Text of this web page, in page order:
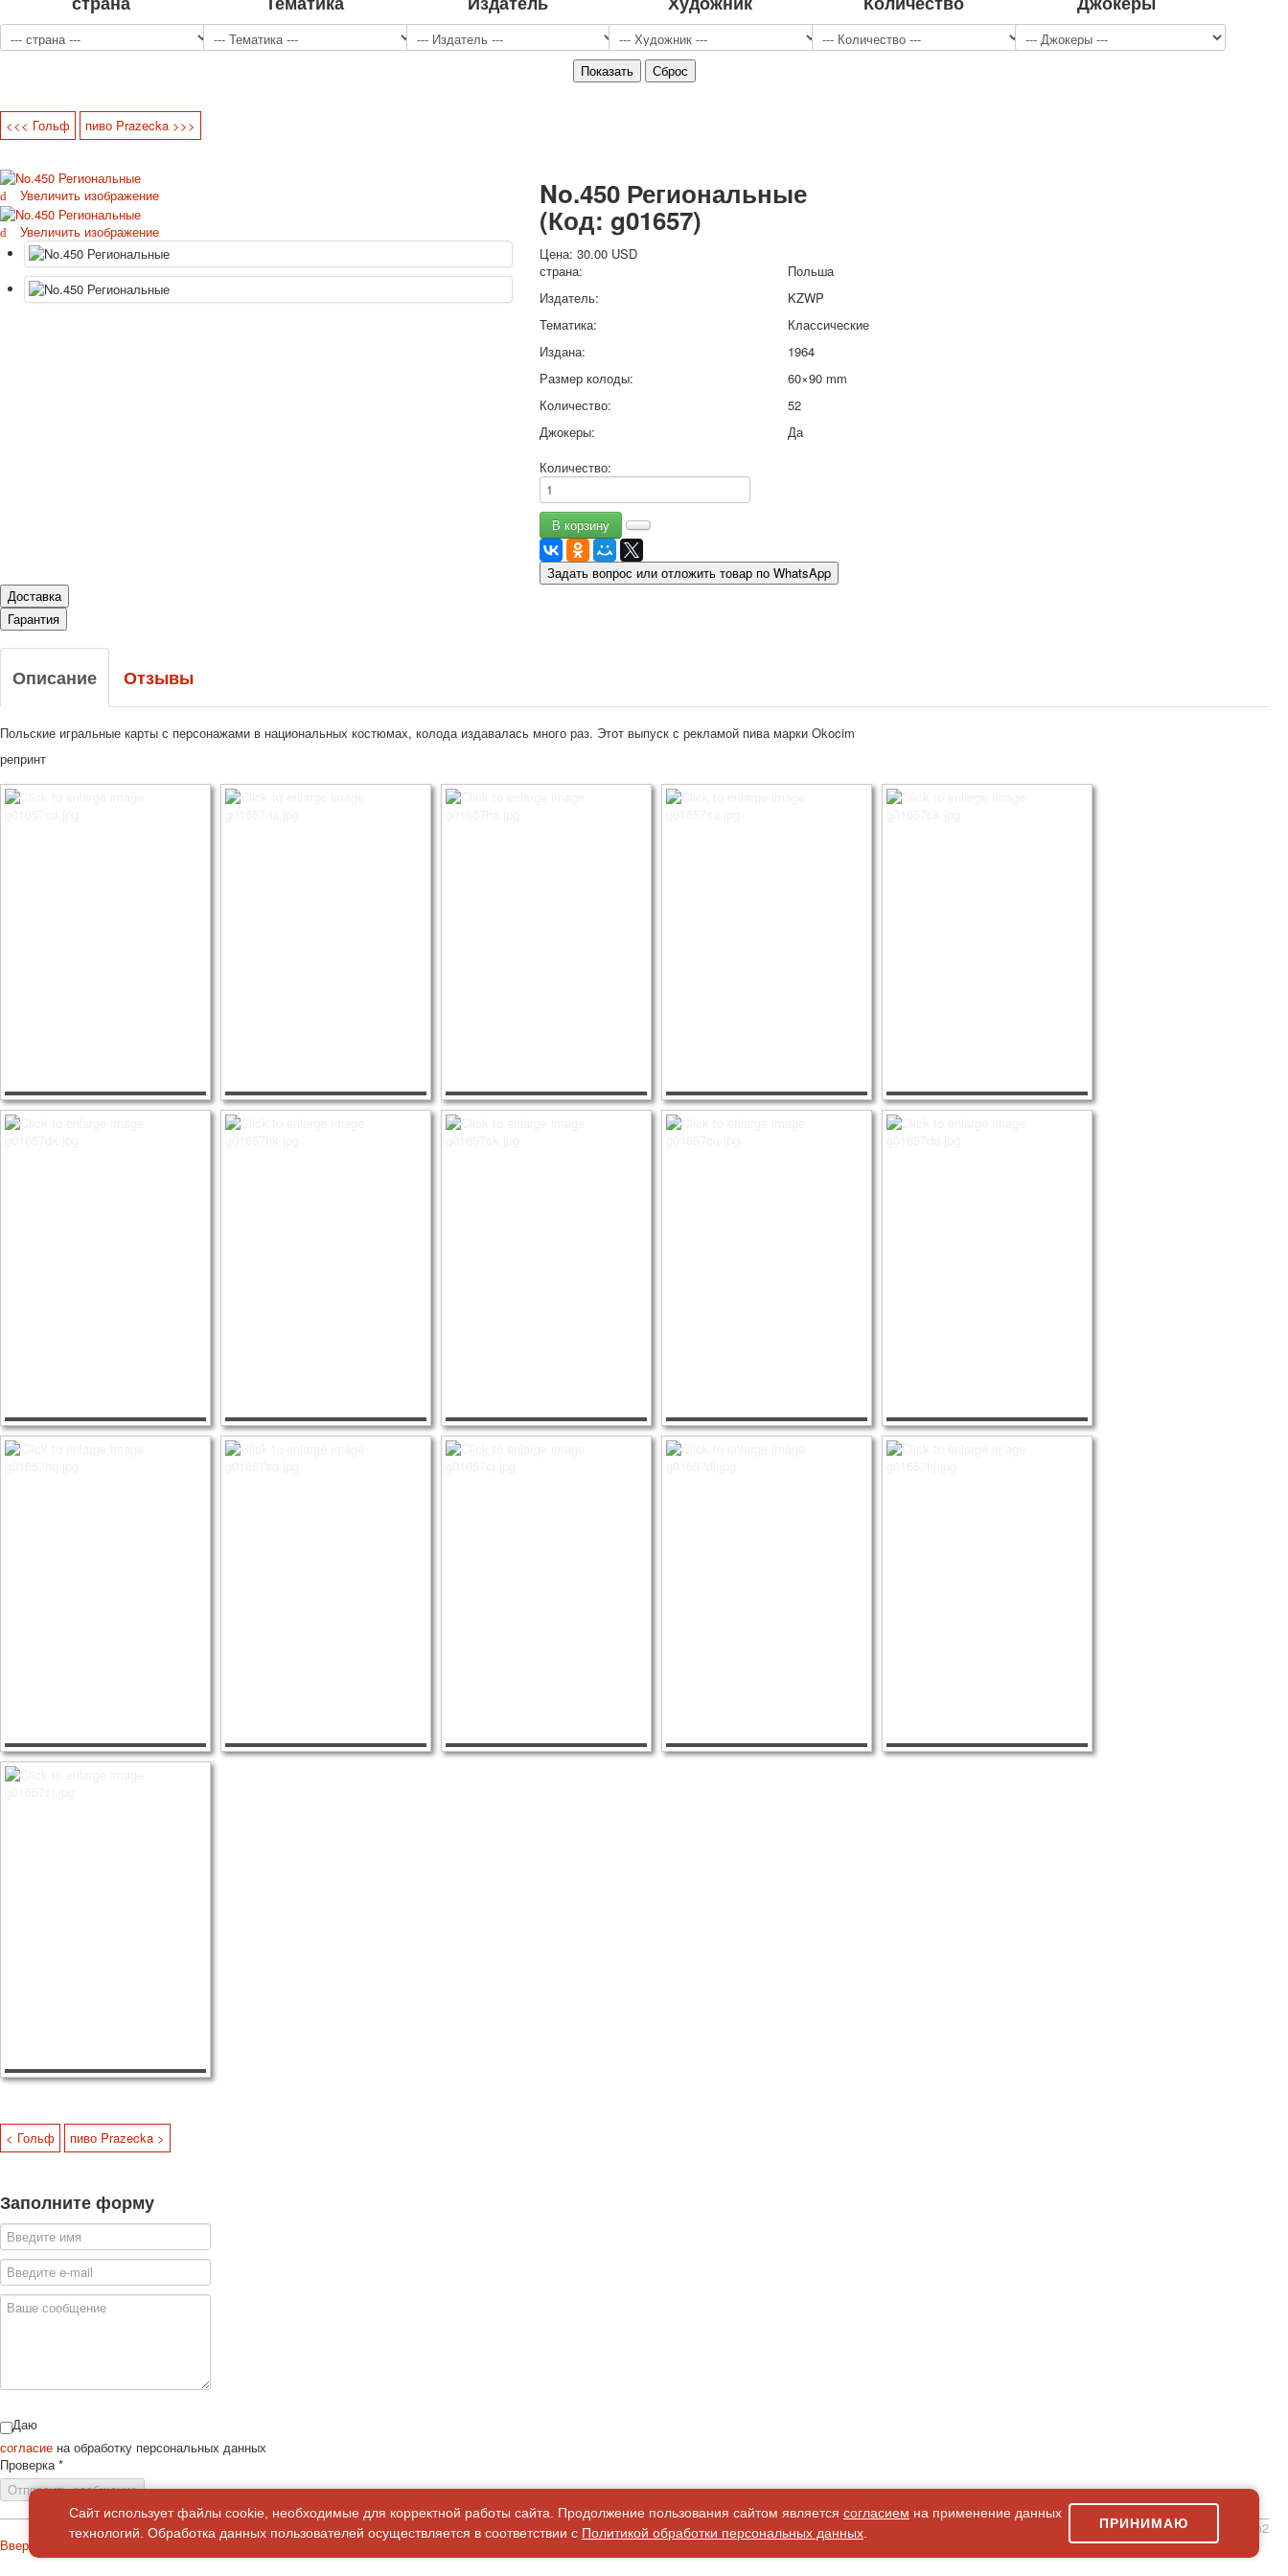
Джокеры
Транспорт
Охота и рыбалка
Открытки
С Новым годом!
8 марта
23 февраля
Свадьба
С днём рождения!
Октябрьская революция
Разные пожелания
Приглашение
Новости
Новости карточных колод
Новости открыток
<<< Гольф пиво Prazecka >>>
Увеличить изображение
Увеличить изображение
No.450 Региональные
(Код: g01657)
Цена:30.00 USD
страна:
Польша
Издатель:
KZWP
Тематика:
Классические
Издана:
1964
Размер колоды:
60×90 mm
Количество:
52
Джокеры:
Да
Количество:
Задать вопрос или отложить товар по WhatsApp
Доставка
Гарантия
Описание Отзывы
Польские игральные карты с персонажами в национальных костюмах, колода издавалась много раз. Этот выпуск с рекламой пива марки Okocim
репринт
< Гольф пиво Prazecka >
Заполните форму
Даю
согласие на обработку персональных данных
Проверка *
Отправить сообщение
simpleForm2
Вверх
Сайт использует файлы cookie, необходимые для корректной работы сайта. Продолжение пользования сайтом является согласием на применение данных
технологий. Обработка данных пользователей осуществляется в соответствии с Политикой обработки персональных данных
ПРИНИМАЮ